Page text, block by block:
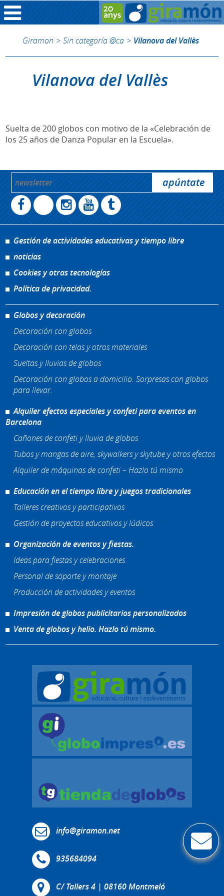
Giramon > Sin categoría @ca > Vilanova del Vallès
Vilanova del Vallès
Suelta de 200 globos con motivo de la «Celebración de
los 25 años de Danza Popular en la Escuela».
Gestión de actividades educativas y tiempo libre
noticias
Cookies y otras tecnologías
Política de privacidad.
Globos y decoración
Decoración con globos
Decoración con telas y otros materiales
Sueltas y lluvias de globos
Decoración con globos a domicilio. Sorpresas con globos
para llevar.
Alquiler efectos especiales y confeti para eventos en
Barcelona
Cañones de confeti y lluvia de globos
Tubos y mangas de aire, skywalkers y skytube y otros efectos
Alquiler de máquinas de confeti – Hazlo tú mismo
Educación en el tiempo libre y juegos tradicionales
Talleres creativos y participativos
Gestión de proyectos educativos y lúdicos
Organización de eventos y fiestas.
Ideas para fiestas y celebraciones
Personal de soporte y montaje
Producción de actividades y eventos
Impresión de globos publicitarios personalizados
Venta de globos y helio. Hazlo tú mismo.
info@giramon.net
935684094
C/ Tallers 4 | 08160 Montmeló